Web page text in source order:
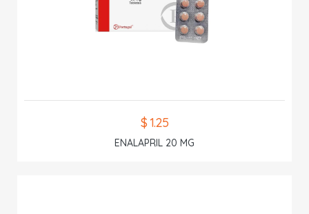
$ 1.25
ENALAPRIL 20 MG